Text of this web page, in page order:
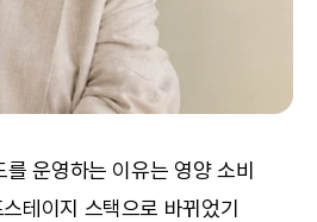
운영하는 이유는 영양 소비
테이지 스택으로 바뀌었기